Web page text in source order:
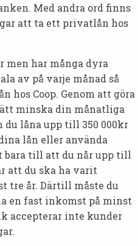
Med andra ord finns
att ta ett privatlån hos
men har många dyra
av på varje månad så
hos Coop. Genom att göra
minska din månatliga
du låna upp till 350 000kr
lån eller använda
bara till att du når upp till
att du ska ha varit
tre år. Därtill måste du
en fast inkomst på minst
accepterar inte kunder